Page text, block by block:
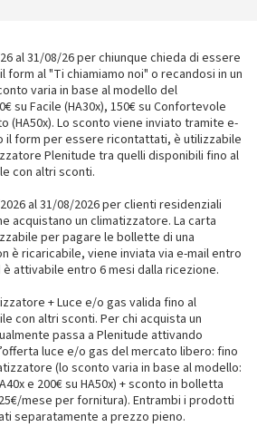
al 31/08/26 per chiunque chieda di essere
al "Ti chiamiamo noi" o recandosi in un
varia in base al modello del
su Facile (HA30x), 150€ su Confortevole
(HA50x). Lo sconto viene inviato tramite e-
il form per essere ricontattati, è utilizzabile
Plenitude tra quelli disponibili fino al
con altri sconti.
al 31/08/2026 per clienti residenziali
acquistano un climatizzatore. La carta
per pagare le bollette di una
è ricaricabile, viene inviata via e-mail entro
attivabile entro 6 mesi dalla ricezione.
+ Luce e/o gas valida fino al
con altri sconti. Per chi acquista un
passa a Plenitude attivando
luce e/o gas del mercato libero: fino
(lo sconto varia in base al modello:
e 200€ su HA50x) + sconto in bolletta
mese per fornitura). Entrambi i prodotti
separatamente a prezzo pieno.